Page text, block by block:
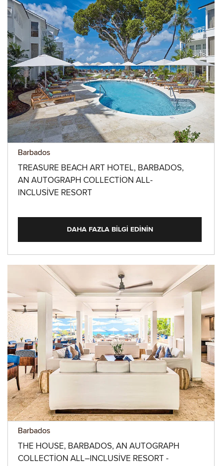
Barbados
TREASURE BEACH ART HOTEL, BARBADOS,
AN AUTOGRAPH COLLECTION ALL-
INCLUSIVE RESORT
DAHA FAZLA BILGI EDININ
Barbados
THE HOUSE, BARBADOS, AN AUTOGRAPH
COLLECTION ALL–INCLUSIVE RESORT -